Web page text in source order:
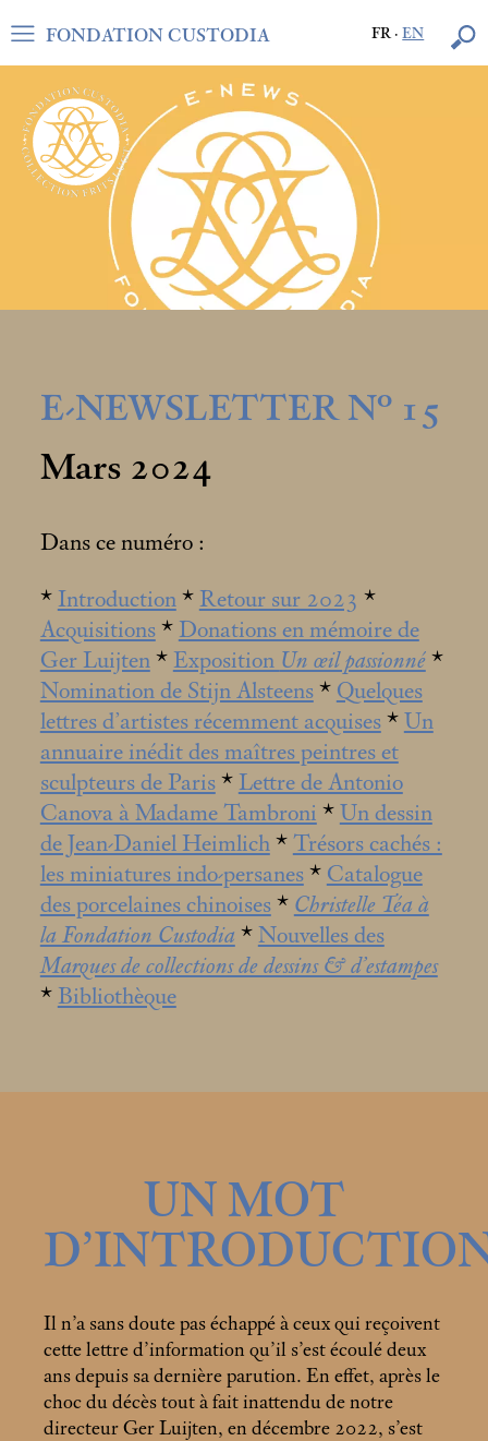
FR·EN
FONDATION CUSTODIA
E-NEWSLETTER N° 15
Mars 2024
Dans ce numéro :
* Introduction* Retour sur 2023 *
Acquisitions* Donations en mémoire de
Ger Luijten* Exposition Un œil passionné*
Nomination de Stijn Alsteens* Quelques
lettres d’artistes récemment acquises* Un
annuaire inédit des maîtres peintres et
sculpteurs de Paris* Lettre de Antonio
Canova à Madame Tambroni * Un dessin
de Jean-Daniel Heimlich* Trésors cachés :
les miniatures indo-persanes* Catalogue
des porcelaines chinoises* Christelle Téa à
la Fondation Custodia * Nouvelles des
Marques de collections de dessins & d’estampes
* Bibliothèque
UN MOT
Il n’a sans doute pas échappé à ceux qui reçoivent
cette lettre d’information qu’il s’est écoulé deux
ans depuis sa dernière parution. En effet, après le
choc du décès tout à fait inattendu de notre
directeur Ger Luijten, en décembre 2022, s’est